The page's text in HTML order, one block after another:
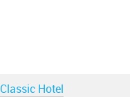
Classic Hotel